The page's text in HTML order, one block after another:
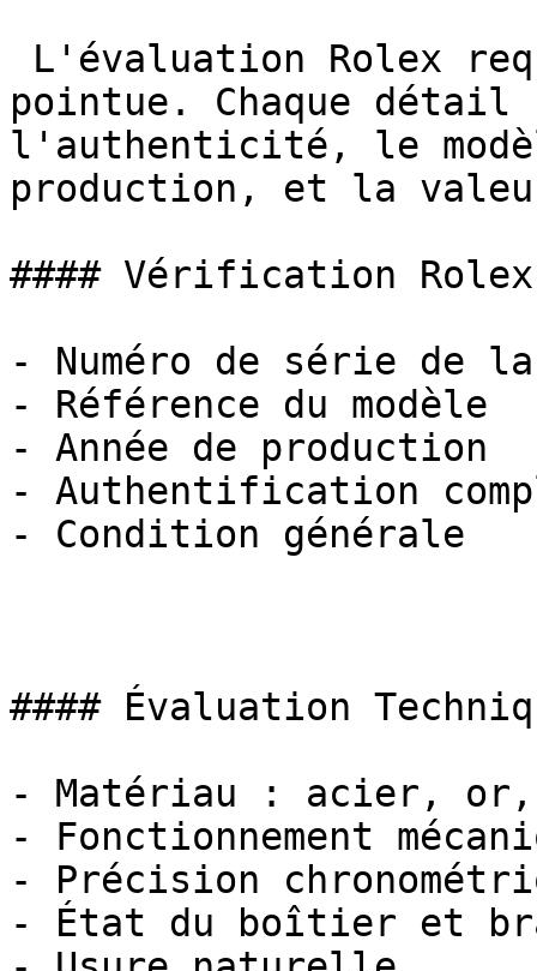
pointue. Chaque détail
l'authenticité, le
production, et la
#### Vérification Rolex
- Numéro de série de
- Référence du modèle
- Année de production
- Authentification
- Condition générale
#### Évaluation
- Matériau : acier,
- Fonctionnement
- Précision
- État du boîtier et